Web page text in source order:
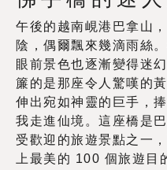
午後的越南峴港巴拿山
陰，偶爾飄來幾滴雨絲
眼前景色也逐漸變得迷
簾的是那座令人驚嘆的
伸出宛如神靈的巨手，
我走進仙境。這座橋是
受歡迎的旅遊景點之一
上最美的 100 個旅遊目